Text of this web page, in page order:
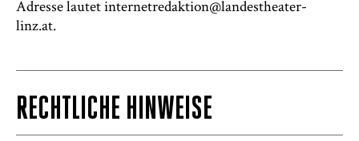
Adresse lautet internetredaktion@landestheater-
linz.at.
RECHTLICHE HINWEISE